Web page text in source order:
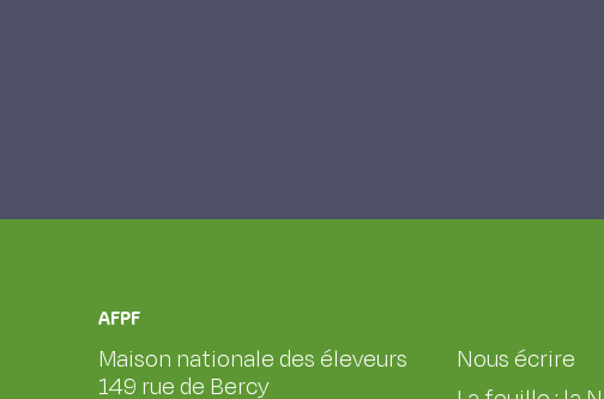
AFPF
Maison nationale des éleveurs
149 rue de Bercy
Nous écrire